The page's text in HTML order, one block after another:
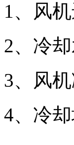
1、风
2、冷
3、风
4、冷